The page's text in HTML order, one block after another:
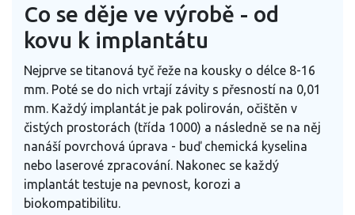
Co se děje ve výrobě - od
kovu k implantátu
Nejprve se titanová tyč řeže na kousky o délce 8-16
mm. Poté se do nich vrtají závity s přesností na 0,01
mm. Každý implantát je pak polirován, očištěn v
čistých prostorách (třída 1000) a následně se na něj
nanáší povrchová úprava - buď chemická kyselina
nebo laserové zpracování. Nakonec se každý
implantát testuje na pevnost, korozi a
biokompatibilitu.